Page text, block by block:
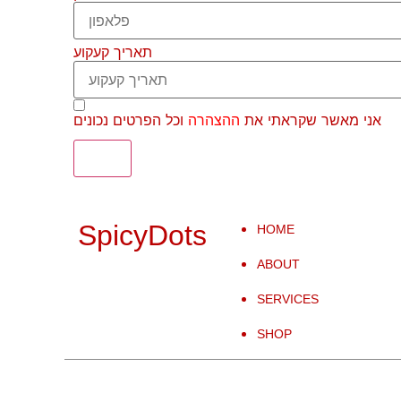
תאריך קעקוע
אני מאשר שקראתי את ההצהרה וכל הפרטים נכונים
SpicyDots HOME
ABOUT
SERVICES
SHOP